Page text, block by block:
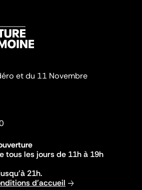
et du 11 Novembre
tous les jours de 11h à 19h
21h.
d'accueil